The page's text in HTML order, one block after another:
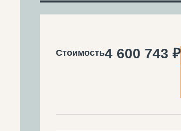
Стоимость4 600 743 ₽